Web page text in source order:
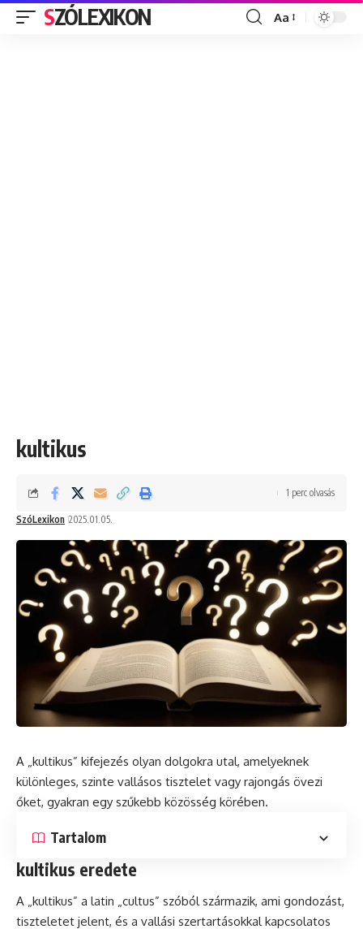
SZÓLEXIKON
Font
Aa
kultikus
SzóLexikon 2025.01.05.
1 perc olvasás
A „kultikus” kifejezés olyan dolgokra utal, amelyeknek
különleges, szinte vallásos tisztelet vagy rajongás övezi
őket, gyakran egy szűkebb közösség körében.
Tartalom
kultikus eredete
A „kultikus” a latin „cultus” szóból származik, ami gondozást,
tiszteletet jelent, és a vallási szertartásokkal kapcsolatos